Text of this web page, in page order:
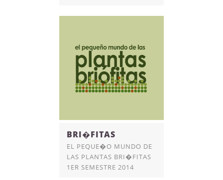
BRI�FITAS
EL PEQUE�O MUNDO DE
LAS PLANTAS BRI�FITAS
1ER SEMESTRE 2014